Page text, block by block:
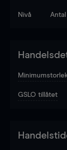
Nivå Antal
Minimumstorlek
GSLO tillåtet